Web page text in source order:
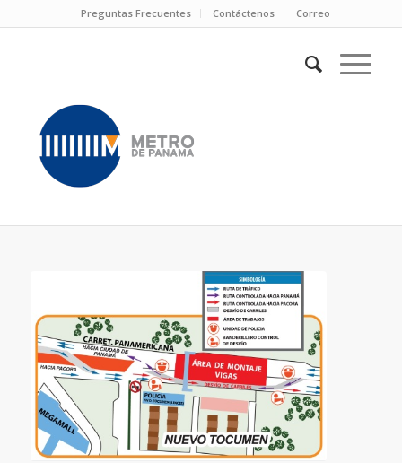
Preguntas Frecuentes Contáctenos Correo